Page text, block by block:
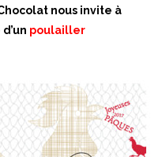
nous invite à
poulailler